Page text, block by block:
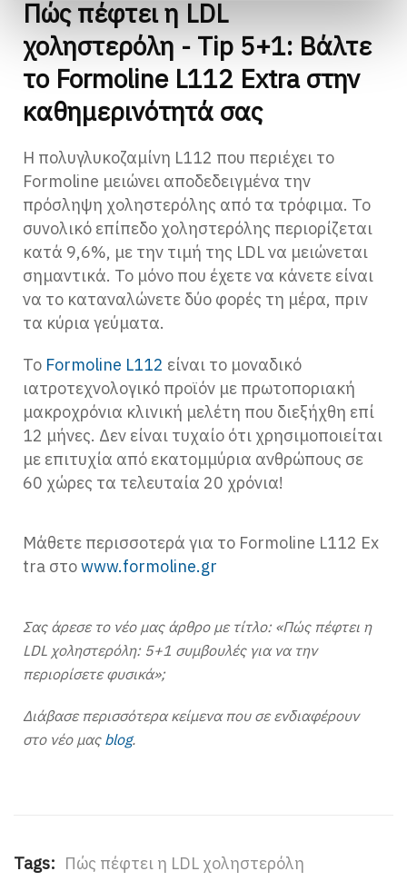
Πώς πέφτει η LDL
χοληστερόλη - Tip 5+1: Βάλτε
το Formoline L112 Extra στην
καθημερινότητά σας
Η πολυγλυκοζαμίνη L112 που περιέχει το
Formoline μειώνει αποδεδειγμένα την
πρόσληψη χοληστερόλης από τα τρόφιμα. Το
συνολικό επίπεδο χοληστερόλης περιορίζεται
κατά 9,6%, με την τιμή της LDL να μειώνεται
σημαντικά. Το μόνο που έχετε να κάνετε είναι
να το καταναλώνετε δύο φορές τη μέρα, πριν
τα κύρια γεύματα.
Το Formoline L112 είναι το μοναδικό
ιατροτεχνολογικό προϊόν με πρωτοποριακή
μακροχρόνια κλινική μελέτη που διεξήχθη επί
12 μήνες. Δεν είναι τυχαίο ότι χρησιμοποιείται
με επιτυχία από εκατομμύρια ανθρώπους σε
60 χώρες τα τελευταία 20 χρόνια!
Μάθετε περισσοτερά για το Formoline L112 Ex
tra στοwww.formoline.gr
Σας άρεσε το νέο μας άρθρο με τίτλο: «Πώς πέφτει η
LDL χοληστερόλη: 5+1 συμβουλές για να την
περιορίσετε φυσικά»;
Διάβασε περισσότερα κείμενα που σε ενδιαφέρουν
στο νέο μας blog.
Tags: Πώς πέφτει η LDL χοληστερόλη